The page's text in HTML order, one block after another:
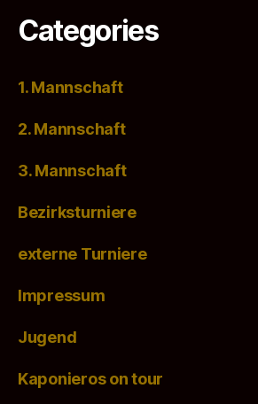
Categories
1. Mannschaft
2. Mannschaft
3. Mannschaft
Bezirksturniere
externe Turniere
Impressum
Jugend
Kaponieros on tour